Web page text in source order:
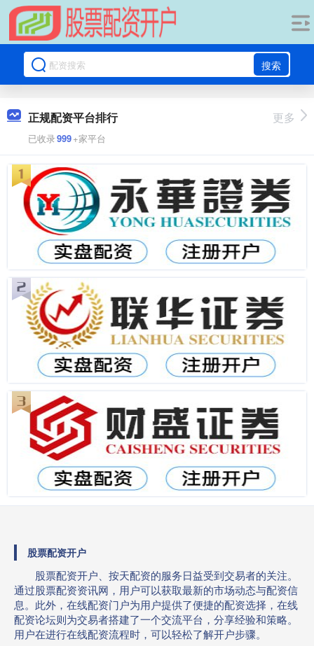
搜索
正规配资平台排行
已收录999+家平台
更多
股票配资开户
股票配资开户、按天配资的服务日益受到交易者的关注。
通过股票配资资讯网，用户可以获取最新的市场动态与配资信
息。此外，在线配资门户为用户提供了便捷的配资选择，在线
配资论坛则为交易者搭建了一个交流平台，分享经验和策略。
用户在进行在线配资流程时，可以轻松了解开户步骤。